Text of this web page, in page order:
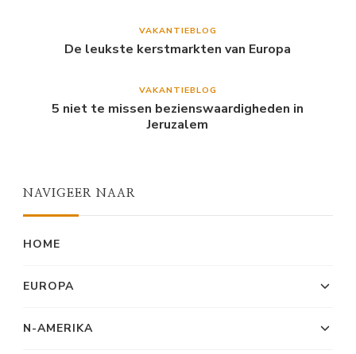
VAKANTIEBLOG
De leukste kerstmarkten van Europa
VAKANTIEBLOG
5 niet te missen bezienswaardigheden in
Jeruzalem
NAVIGEER NAAR
HOME
EUROPA
N-AMERIKA